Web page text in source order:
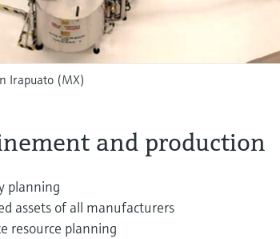
Irapuato (MX)
and production
planning
assets of all manufacturers
resource planning